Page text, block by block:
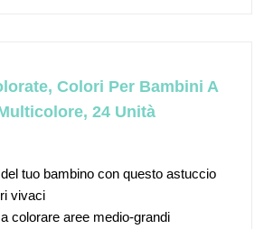
Colori Per Bambini A
24 Unità
tuo bambino con questo astuccio
vivaci
colorare aree medio-grandi